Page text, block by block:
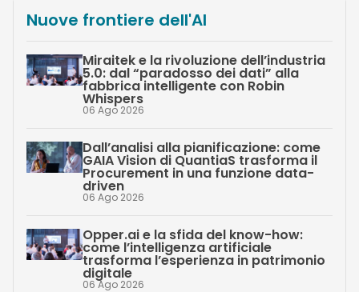
Nuove frontiere dell'AI
Miraitek e la rivoluzione dell’industria
5.0: dal “paradosso dei dati” alla
fabbrica intelligente con Robin
Whispers
06 Ago 2026
Dall’analisi alla pianificazione: come
GAIA Vision di QuantiaS trasforma il
Procurement in una funzione data-
driven
06 Ago 2026
Opper.ai e la sfida del know-how:
come l’intelligenza artificiale
trasforma l’esperienza in patrimonio
digitale
06 Ago 2026